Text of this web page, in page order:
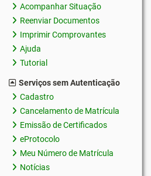
Acompanhar Situação
Reenviar Documentos
Imprimir Comprovantes
Ajuda
Tutorial
Serviços sem Autenticação
Cadastro
Cancelamento de Matrícula
Emissão de Certificados
eProtocolo
Meu Número de Matrícula
Notícias